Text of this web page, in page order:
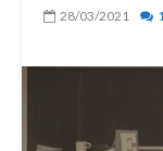
28/03/2021